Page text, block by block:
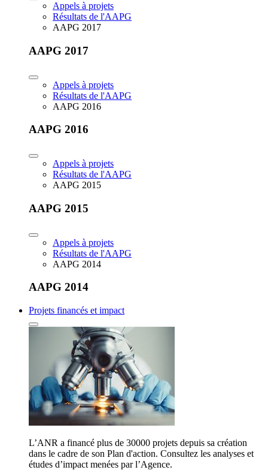
Appels à projets
Résultats de l'AAPG
AAPG 2017
AAPG 2017
Appels à projets
Résultats de l'AAPG
AAPG 2016
AAPG 2016
Appels à projets
Résultats de l'AAPG
AAPG 2015
AAPG 2015
Appels à projets
Résultats de l'AAPG
AAPG 2014
AAPG 2014
Projets financés et impact
L’ANR a financé plus de 30000 projets depuis sa création
dans le cadre de son Plan d'action. Consultez les analyses et
études d’impact menées par l’Agence.